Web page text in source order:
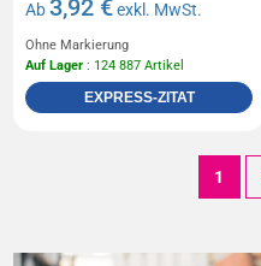
Ab3,92 €exkl. MwSt.
Ohne Markierung
Auf Lager : 124 887 Artikel
EXPRESS-ZITAT
1